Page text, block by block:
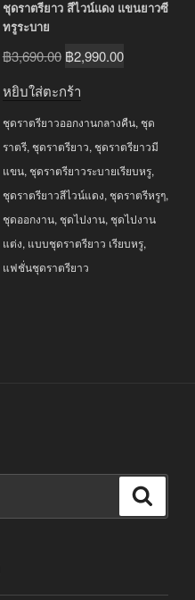
ชุดราตรียาว สีไวน์แดง แขนยาวซี
ทรูระบาย
฿3,690.00 Original
฿3,690.00.
฿2,990.00Current
฿2,990.00.
หยิบใส่ตะกร้า
ชุดราตรียาวออกงานกลางคืน, ชุด
ราตรี, ชุดราตรียาว, ชุดราตรียาวมี
แขน, ชุดราตรียาวระบายเรียบหรู,
ชุดราตรียาวสีไวน์แดง, ชุดราตรีหรูๆ,
ชุดออกงาน, ชุดไปงาน, ชุดไปงาน
แต่ง, แบบชุดราตรียาว เรียบหรู,
แฟชั่นชุดราตรียาว